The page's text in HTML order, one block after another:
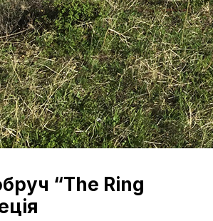
“The Ring